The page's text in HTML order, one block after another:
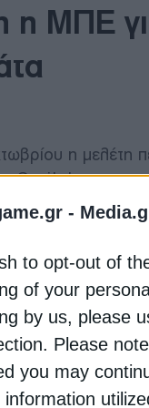
-
to opt-out of
of your
by us, please
Please
you may
information
η ΜΠΕ
η μελέτη
Capital σε
ύψους 300
που θα
βοηθητικές
επιχειρήσεις
η πρώτη φάση
οφέλη όπως
μέσα από